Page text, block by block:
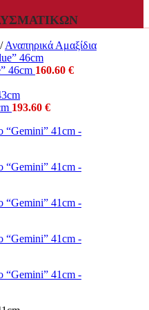
/ Αναπηρικά Αμαξίδια
46cm 160.60 €
193.60 €